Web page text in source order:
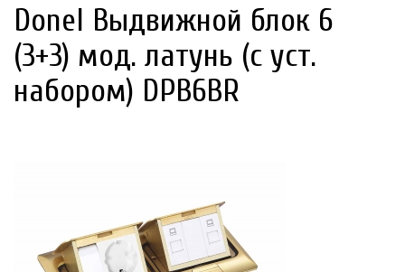
Donel Выдвижной блок 6
(3+3) мод. латунь (с уст.
набором) DPB6BR